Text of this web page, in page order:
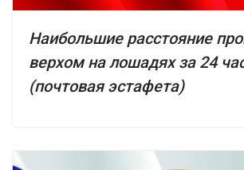
Наибольшие расстояние
верхом на лошадях за 24
(почтовая эстафета)